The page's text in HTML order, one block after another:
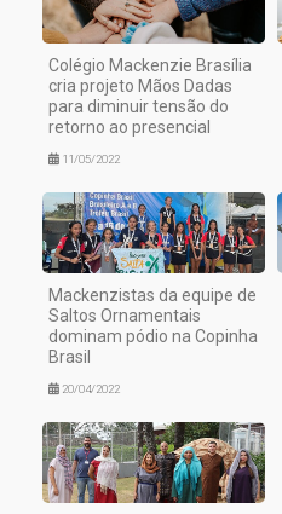
Colégio Mackenzie Brasília
cria projeto Mãos Dadas
para diminuir tensão do
retorno ao presencial
11/05/2022
Mackenzistas da equipe de
Saltos Ornamentais
dominam pódio na Copinha
Brasil
20/04/2022